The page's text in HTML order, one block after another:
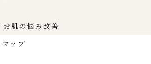
お肌の悩み改善
マップ